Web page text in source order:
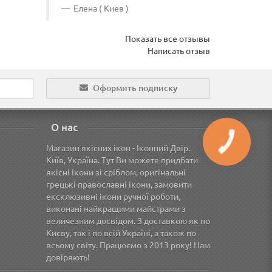
Елена ( Киев )
Показать все отзывы
Написать отзыв
Оформить подписку
О нас
Магазин якісних ікон - Іконний Двір.
Київ, Україна. Тут Ви можете придбати
якісні ікони зі сріблом, оригінальні
грецькі православні ікони, замовити
ексклюзивні ікони ручної роботи,
виконані найкращими майстрами з
величезним досвідом. З доставкою як по
Києву, так і по всій Україні, а також по
всьому світу. Працюємо з 2013 року! Нам
довіряють!